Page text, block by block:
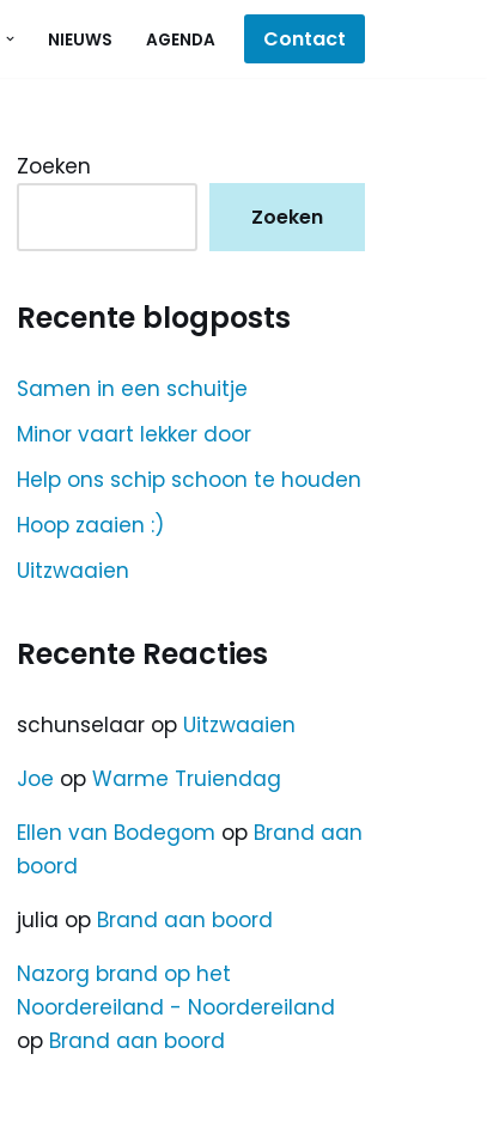
NIEUWS AGENDA Contact
Zoeken
Zoeken
Recente blogposts
Samen in een schuitje
Minor vaart lekker door
Help ons schip schoon te houden
Hoop zaaien :)
Uitzwaaien
Recente Reacties
schunselaar op Uitzwaaien
Joe op Warme Truiendag
Ellen van Bodegom op Brand aan
boord
julia op Brand aan boord
Nazorg brand op het
Noordereiland - Noordereiland
op Brand aan boord